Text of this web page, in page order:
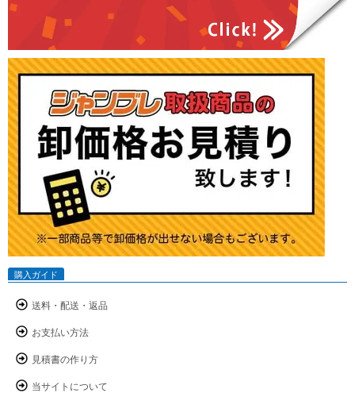
購入ガイド
送料・配送・返品
お支払い方法
見積書の作り方
当サイトについて